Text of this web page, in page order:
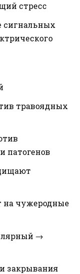
стресс
сигнальных
травоядных
патогенов
на чужеродные
→
закрывания